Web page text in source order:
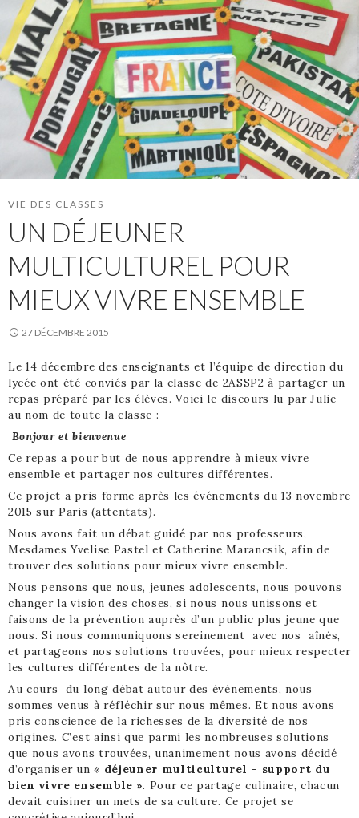
VIE DES CLASSES
UN DÉJEUNER
MULTICULTUREL POUR
MIEUX VIVRE ENSEMBLE
27 DÉCEMBRE 2015
Le 14 décembre des enseignants et l’équipe de direction du
lycée ont été conviés par la classe de 2ASSP2 à partager un
repas préparé par les élèves. Voici le discours lu par Julie
au nom de toute la classe :
Bonjour et bienvenue
Ce repas a pour but de nous apprendre à mieux vivre
ensemble et partager nos cultures différentes.
Ce projet a pris forme après les événements du 13 novembre
2015 sur Paris (attentats).
Nous avons fait un débat guidé par nos professeurs,
Mesdames Yvelise Pastel et Catherine Marancsik, afin de
trouver des solutions pour mieux vivre ensemble.
Nous pensons que nous, jeunes adolescents, nous pouvons
changer la vision des choses, si nous nous unissons et
faisons de la prévention auprès d’un public plus jeune que
nous. Si nous communiquons sereinement avec nos aînés,
et partageons nos solutions trouvées, pour mieux respecter
les cultures différentes de la nôtre.
Au cours du long débat autour des événements, nous
sommes venus à réfléchir sur nous mêmes. Et nous avons
pris conscience de la richesses de la diversité de nos
origines. C’est ainsi que parmi les nombreuses solutions
que nous avons trouvées, unanimement nous avons décidé
d’organiser un « déjeuner multiculturel – support du
bien vivre ensemble ». Pour ce partage culinaire, chacun
devait cuisiner un mets de sa culture. Ce projet se